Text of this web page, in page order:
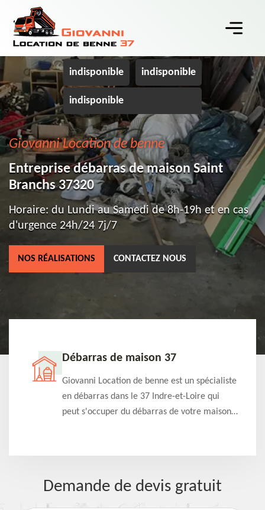
indisponible indisponible
indisponible
Giovanni Location de benne
Entreprise débarras de maison Saint
Branchs 37320
Horaire: du Lundi au Samedi de 8h-19h et en cas
d'urgence 24h/24 7j/7
NOS RÉALISATIONS CONTACTEZ NOUS
Débarras de maison 37
Giovanni Location de benne est un spécialiste
en débarras dans le 37 Indre-et-Loire qui
peut s'occuper du débarras de votre maison
Demande de devis gratuit